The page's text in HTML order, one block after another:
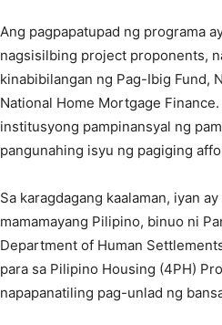
Ang pagpapatupad ng programa
nagsisilbing project proponents,
kinabibilangan ng Pag-Ibig Fund,
National Home Mortgage
institusyong pampinansyal ng
pangunahing isyu ng pagiging
Sa karagdagang kaalaman, iyan
mamamayang Pilipino, binuo ni
Department of Human
para sa Pilipino Housing (4PH)
napapanatiling pag-unlad ng